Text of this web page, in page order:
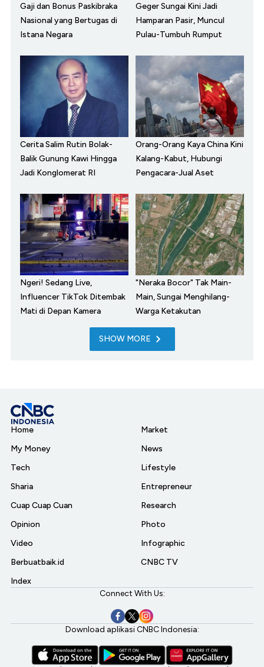
Gaji dan Bonus Paskibraka
Nasional yang Bertugas di
Istana Negara
Geger Sungai Kini Jadi
Hamparan Pasir, Muncul
Pulau-Tumbuh Rumput
Cerita Salim Rutin Bolak-
Balik Gunung Kawi Hingga
Jadi Konglomerat RI
Orang-Orang Kaya China Kini
Kalang-Kabut, Hubungi
Pengacara-Jual Aset
Ngeri! Sedang Live,
Influencer TikTok Ditembak
Mati di Depan Kamera
"Neraka Bocor" Tak Main-
Main, Sungai Menghilang-
Warga Ketakutan
SHOW MORE
Home
My Money
Tech
Sharia
Cuap Cuap Cuan
Opinion
Video
Berbuatbaik.id
Index
Market
News
Lifestyle
Entrepreneur
Research
Photo
Infographic
CNBC TV
Connect With Us:
Download aplikasi CNBC Indonesia: